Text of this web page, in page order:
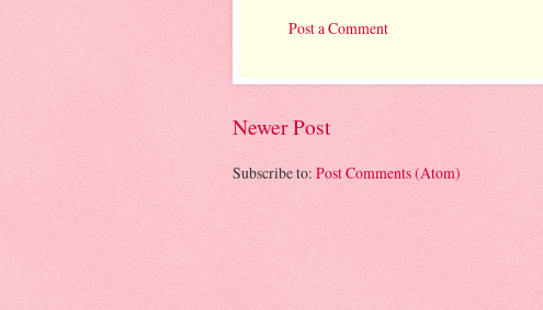
Post a Comment
Newer Post
Subscribe to: Post Comments (Atom)